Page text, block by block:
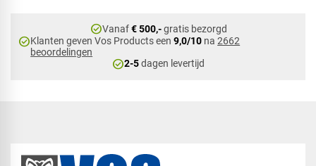
check_circleVanaf€ 500,-gratis bezorgd
check_circleKlanten geven Vos Products een9,0/10 na2662
beoordelingen
check_circle2-5dagen levertijd